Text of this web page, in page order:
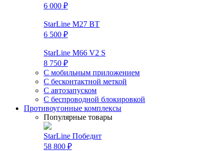
6 000 ₽
StarLine M27 BT
6 500 ₽
StarLine M66 V2 S
8 750 ₽
С мобильным приложением
С бесконтактной меткой
С автозапуском
С беспроводной блокировкой
Противоугонные комплексы
Популярные товары
StarLine Победит
58 800 ₽